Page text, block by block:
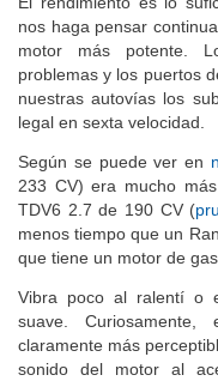
nos haga pensar
motor más potente.
problemas y los puertos
nuestras autovías los
legal en sexta velocidad.
Según se puede ver en
233 CV) era mucho
TDV6 2.7 de 190 CV (
menos tiempo que un
que tiene un motor de
Vibra poco al ralentí o
suave.
claramente más
sonido del motor al